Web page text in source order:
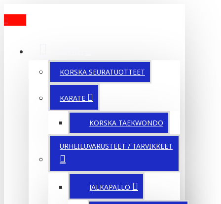
KORSKA SEURATUOTTEET
KARATE
KORSKA TAEKWONDO
URHEILUVARUSTEET / TARVIKKEET
JALKAPALLO